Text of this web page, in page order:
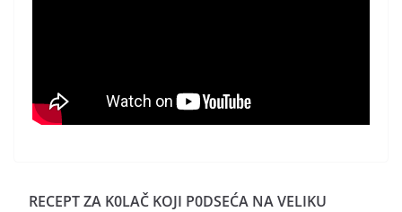
RECEPT ZA K0LAČ KOJI P0DSEĆA NA VELIKU